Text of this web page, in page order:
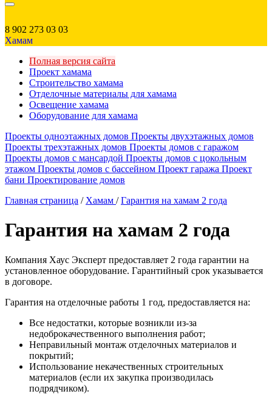
8 902 273 03 03
Хамам
Полная версия сайта
Проект хамама
Строительство хамама
Отделочные материалы для хамама
Освещение хамама
Оборудование для хамама
Проекты одноэтажных домов Проекты двухэтажных домов
Проекты трехэтажных домов Проекты домов с гаражом
Проекты домов с мансардой Проекты домов с цокольным
этажом Проекты домов с бассейном Проект гаража Проект
бани Проектирование домов
Главная страница / Хамам / Гарантия на хамам 2 года
Гарантия на хамам 2 года
Компания Хаус Эксперт предоставляет 2 года гарантии на
установленное оборудование. Гарантийный срок указывается
в договоре.
Гарантия на отделочные работы 1 год, предоставляется на:
Все недостатки, которые возникли из-за
недоброкачественного выполнения работ;
Неправильный монтаж отделочных материалов и
покрытий;
Использование некачественных строительных
материалов (если их закупка производилась
подрядчиком).